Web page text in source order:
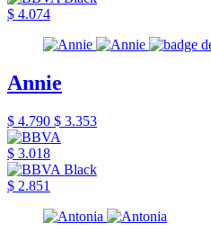
$ 4.074
Annie
$ 4.790 $ 3.353
$ 3.018
$ 2.851